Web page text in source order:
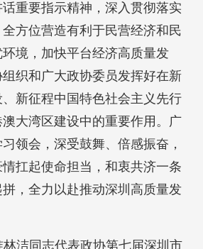
重要指示精神，深入贯彻落实
方位营造有利于民营经济和民
境，加快平台经济高质量发
织和广大政协委员发挥好在新
新征程中国特色社会主义先行
大湾区建设中的重要作用。广
领会，深受鼓舞、倍感振奋，
扛起使命担当，和衷共济一条
，全力以赴推动深圳高质量发
洁同志代表政协第七届深圳市